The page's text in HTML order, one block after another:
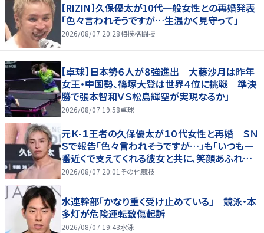
【RIZIN】久保優太が10代一般女性との再婚発表
「色々言われそうですが…生温かく見守って」
2026/08/07 20:28相撲格闘技
【卓球】日本勢６人が８強進出 大藤沙月は昨年
女王・中国勢、篠塚大登は世界４位に挑戦 準決
勝で張本智和ＶＳ松島輝空が実現なるか」
2026/08/07 19:58卓球
元Ｋ-１王者の久保優太が１０代女性と再婚 ＳＮ
Ｓで報告「色々言われそうですが…」も「いつも一
番近くで支えてくれる彼女と共に、笑顔あふれる
家庭を築いていきたい」
2026/08/07 20:01 その他競技
水連幹部「かなり重く受け止めている」 競泳・本
多灯が危険運転致傷起訴
2026/08/07 19:43水泳